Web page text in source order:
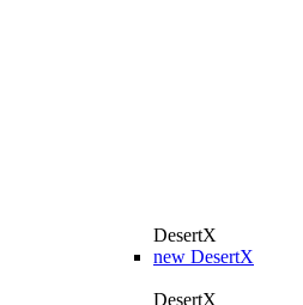
DesertX
new DesertX
DesertX